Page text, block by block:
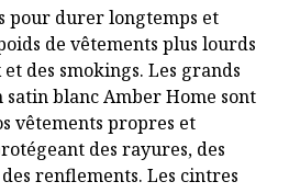
pour durer longtemps et
de vêtements plus lourds
des smokings. Les grands
blanc Amber Home sont
vêtements propres et
des rayures, des
renflements. Les cintres